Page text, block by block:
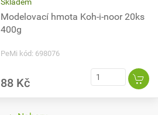
Modelovací hmota Koh-i-noor 20ks
400g
PeMi kód: 698076
88 Kč